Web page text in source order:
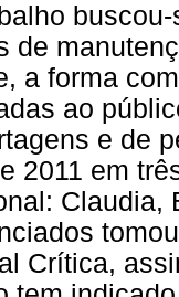
de
a forma
ao
e de
2011 em
Claudia,
Crítica,